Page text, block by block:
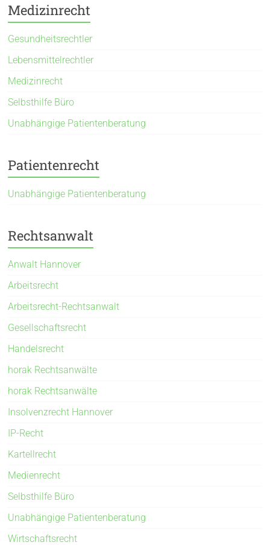
Medizinrecht
Gesundheitsrechtler
Lebensmittelrechtler
Medizinrecht
Selbsthilfe Büro
Unabhängige Patientenberatung
Patientenrecht
Unabhängige Patientenberatung
Rechtsanwalt
Anwalt Hannover
Arbeitsrecht
Arbeitsrecht-Rechtsanwalt
Gesellschaftsrecht
Handelsrecht
horak Rechtsanwälte
horak Rechtsanwälte
Insolvenzrecht Hannover
IP-Recht
Kartellrecht
Medienrecht
Selbsthilfe Büro
Unabhängige Patientenberatung
Wirtschaftsrecht